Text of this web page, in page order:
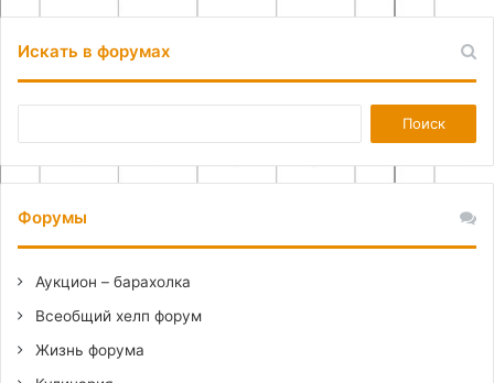
Искать в форумах
Форумы
Аукцион – барахолка
Всеобщий хелп форум
Жизнь форума